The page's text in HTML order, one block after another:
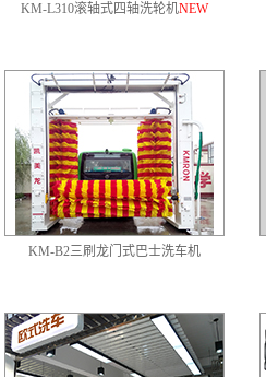
KM-L310滚轴式四轴洗轮机NEW
KM-B2三刷龙门式巴士洗车机